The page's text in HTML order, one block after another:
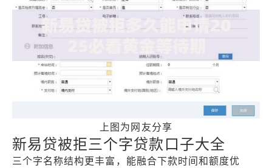
上图为网友分享
新易贷被拒三个字贷款口子大全
三个字名称结构更丰富，能融合下款时间和额度优